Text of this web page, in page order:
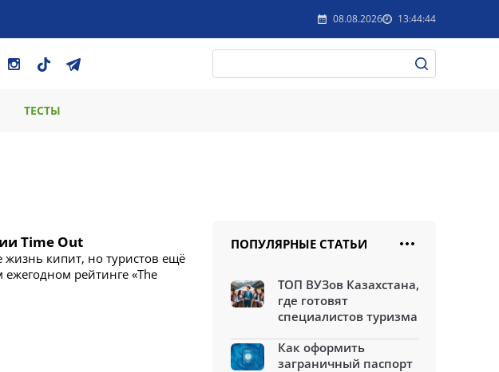
08.08.2026 13:44:44
ТЕСТЫ
Time Out
жизнь кипит, но туристов ещё
рейтинге «The
ПОПУЛЯРНЫЕ СТАТЬИ
ТОП ВУЗов Казахстана,
где готовят
специалистов туризма
Как оформить
заграничный паспорт